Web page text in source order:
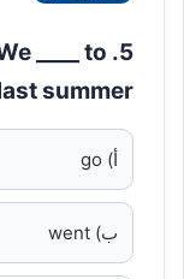
____ to
summer.”
أ) go
ب) went